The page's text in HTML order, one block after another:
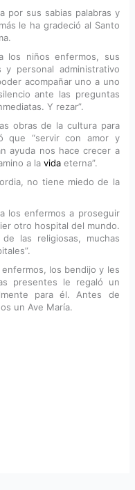
por sus sabias palabras y
le ha gradeció al Santo
los niños enfermos, sus
y personal administrativo
acompañar uno a uno
ante las preguntas
Y rezar”.
obras de la cultura para
que “servir con amor y
ayuda nos hace crecer a
a lavida eterna”.
no tiene miedo de la
los enfermos a proseguir
otro hospital del mundo.
las religiosas, muchas
los bendijo y les
presentes le regaló un
para él. Antes de
un Ave María.